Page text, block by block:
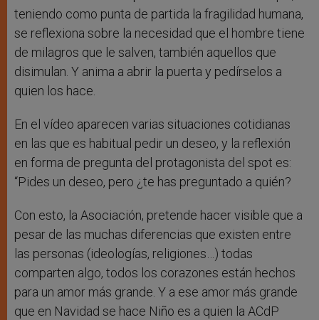
teniendo como punta de partida la fragilidad humana,
se reflexiona sobre la necesidad que el hombre tiene
de milagros que le salven, también aquellos que
disimulan. Y anima a abrir la puerta y pedírselos a
quien los hace.
En el vídeo aparecen varias situaciones cotidianas
en las que es habitual pedir un deseo, y la reflexión
en forma de pregunta del protagonista del spot es:
“Pides un deseo, pero ¿te has preguntado a quién?
Con esto, la Asociación, pretende hacer visible que a
pesar de las muchas diferencias que existen entre
las personas (ideologías, religiones…) todas
comparten algo, todos los corazones están hechos
para un amor más grande. Y a ese amor más grande
que en Navidad se hace Niño es a quien la ACdP